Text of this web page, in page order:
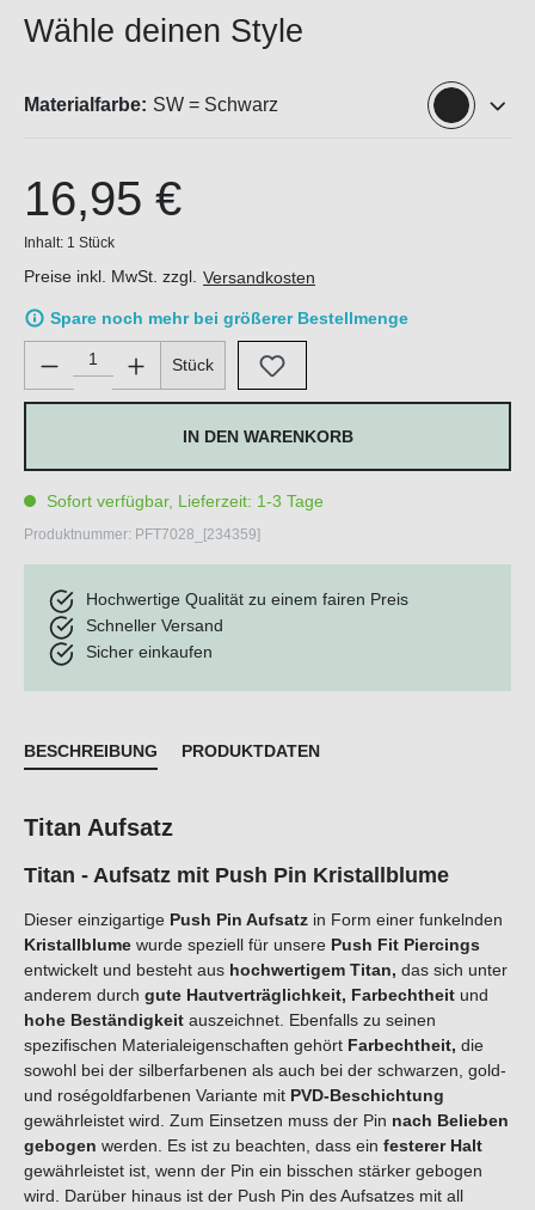
Wähle deinen Style
Materialfarbe: SW = Schwarz
16,95 €
Inhalt: 1 Stück
Preise inkl. MwSt. zzgl. Versandkosten
Spare noch mehr bei größerer Bestellmenge
Produkt Anzahl: Gib den gewünschten Wert ein oder
Stück
IN DEN WARENKORB
Sofort verfügbar, Lieferzeit: 1-3 Tage
Produktnummer: PFT7028_[234359]
Hochwertige Qualität zu einem fairen Preis
Schneller Versand
Sicher einkaufen
BESCHREIBUNG PRODUKTDATEN
Titan Aufsatz
Titan - Aufsatz mit Push Pin Kristallblume
Dieser einzigartige Push Pin Aufsatz in Form einer funkelnden
Kristallblume wurde speziell für unsere Push Fit Piercings
entwickelt und besteht aus hochwertigem Titan, das sich unter
anderem durch gute Hautverträglichkeit, Farbechtheit und
hohe Beständigkeit auszeichnet. Ebenfalls zu seinen
spezifischen Materialeigenschaften gehört Farbechtheit, die
sowohl bei der silberfarbenen als auch bei der schwarzen, gold-
und roségoldfarbenen Variante mit PVD-Beschichtung
gewährleistet wird. Zum Einsetzen muss der Pin nach Belieben
gebogen werden. Es ist zu beachten, dass ein festerer Halt
gewährleistet ist, wenn der Pin ein bisschen stärker gebogen
wird. Darüber hinaus ist der Push Pin des Aufsatzes mit all